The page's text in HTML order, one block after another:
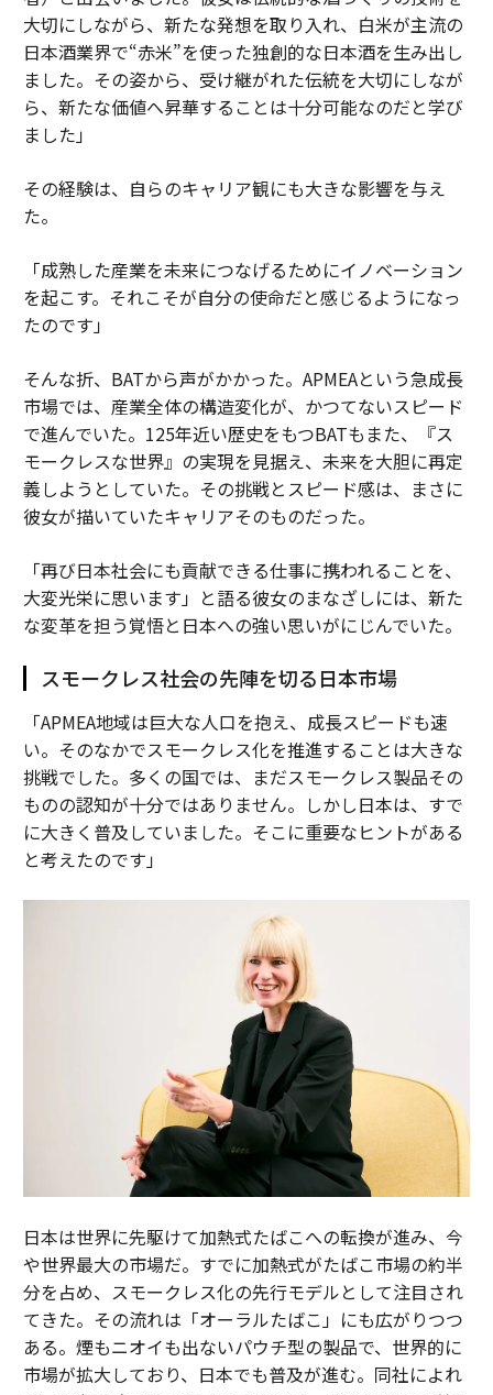
大切にしながら、新たな発想を取り入れ、白米が主流の
日本酒業界で“赤米”を使った独創的な日本酒を生み出し
ました。その姿から、受け継がれた伝統を大切にしなが
ら、新たな価値へ昇華することは十分可能なのだと学び
ました」
その経験は、自らのキャリア観にも大きな影響を与え
た。
「成熟した産業を未来につなげるためにイノベーション
を起こす。それこそが自分の使命だと感じるようになっ
たのです」
そんな折、BATから声がかかった。APMEAという急成長
市場では、産業全体の構造変化が、かつてないスピード
で進んでいた。125年近い歴史をもつBATもまた、『ス
モークレスな世界』の実現を見据え、未来を大胆に再定
義しようとしていた。その挑戦とスピード感は、まさに
彼女が描いていたキャリアそのものだった。
「再び日本社会にも貢献できる仕事に携われることを、
大変光栄に思います」と語る彼女のまなざしには、新た
な変革を担う覚悟と日本への強い思いがにじんでいた。
スモークレス社会の先陣を切る日本市場
「APMEA地域は巨大な人口を抱え、成長スピードも速
い。そのなかでスモークレス化を推進することは大きな
挑戦でした。多くの国では、まだスモークレス製品その
ものの認知が十分ではありません。しかし日本は、すで
に大きく普及していました。そこに重要なヒントがある
と考えたのです」
日本は世界に先駆けて加熱式たばこへの転換が進み、今
や世界最大の市場だ。すでに加熱式がたばこ市場の約半
分を占め、スモークレス化の先行モデルとして注目され
てきた。その流れは「オーラルたばこ」にも広がりつつ
ある。煙もニオイも出ないパウチ型の製品で、世界的に
市場が拡大しており、日本でも普及が進む。同社によれ